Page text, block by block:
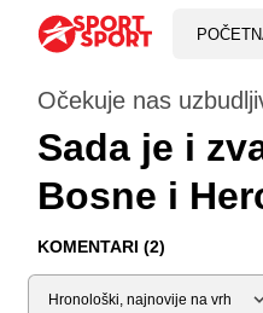
Očekuje nas
Sada je i
Bosne i
KOMENTARI (2)
Sortiraj